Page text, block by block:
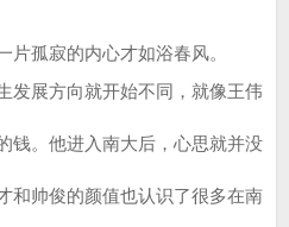
孤寂的内心才如浴春风。
展方向就开始不同，就像王伟
钱。他进入南大后，心思就并没
和帅俊的颜值也认识了很多在南